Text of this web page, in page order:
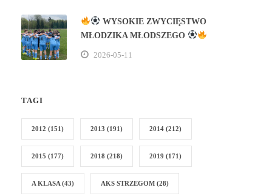
WYSOKIE ZWYCIĘSTWO
MŁODZIKA MŁODSZEGO
2026-05-11
TAGI
2012 (151) 2013 (191) 2014 (212)
2015 (177) 2018 (218) 2019 (171)
A KLASA (43) AKS STRZEGOM (28)